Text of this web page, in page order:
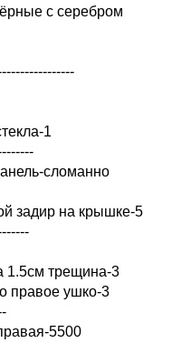
с серебром
1
сломанно
задир на крышке-5
1.5см трещина-3
правое ушко-3
5500